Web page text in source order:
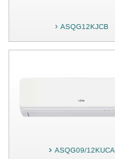
ASQG12KJCB
ASQG09/12KUCA